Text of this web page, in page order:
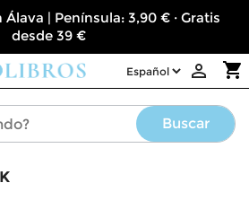
Álava | Península: 3,90 € · Gratis
desde 39 €
shopping_cart

Buscar